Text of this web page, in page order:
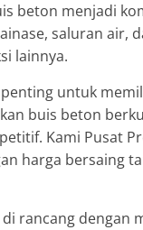
beton menjadi
saluran air,
lainnya.
untuk
buis beton
Kami Pusat
harga bersaing
rancang dengan